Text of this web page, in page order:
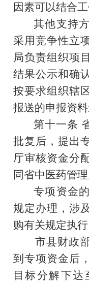
因素可以结合
其他支持
采用竞争性立
局负责组织项
结果公示和确
按要求组织辖
报送的申报资
第十一条
批复后，提出
厅审核资金分
同省中医药管
专项资金
规定办理，涉
购有关规定执行
市县财政
到专项资金后
目标分解下达